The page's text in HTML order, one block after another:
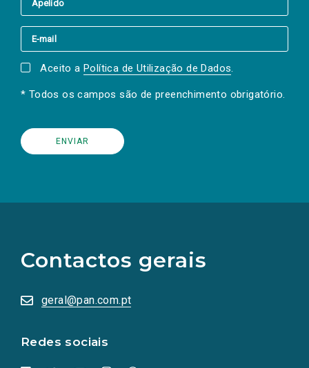
Aceito a Política de Utilização de Dados.
* Todos os campos são de preenchimento obrigatório.
Contactos gerais
geral@pan.com.pt
Redes sociais
redes
sociais
numa
nova